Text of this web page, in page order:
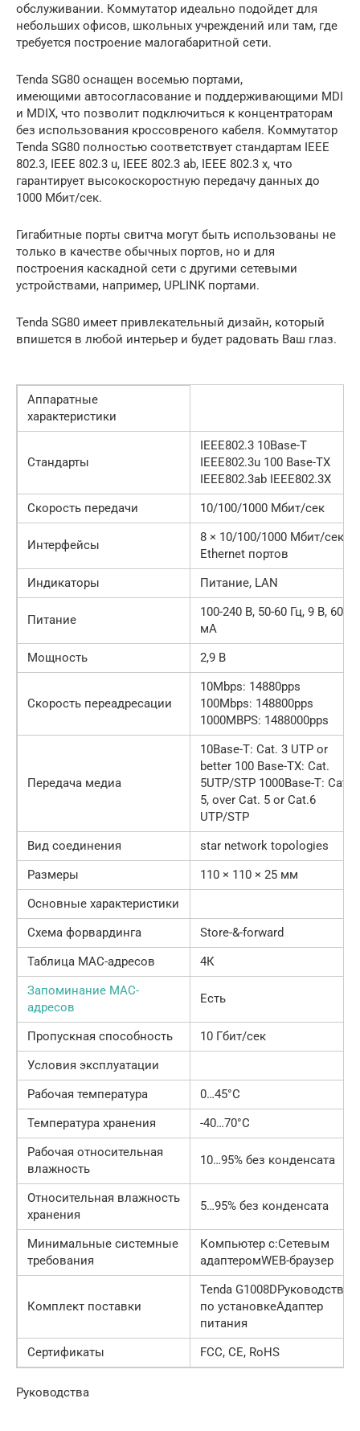
обслуживании. Коммутатор идеально подойдет для
небольших офисов, школьных учреждений или там, где
требуется построение малогабаритной сети.
Tenda SG80 оснащен восемью портами,
имеющими автосогласование и поддерживающими MDI
и MDIX, что позволит подключиться к концентраторам
без использования кроссовреного кабеля. Коммутатор
Tenda SG80 полностью соответствует стандартам IEEE
802.3, IEEE 802.3 u, IEEE 802.3 ab, IEEE 802.3 x, что
гарантирует высокоскоростную передачу данных до
1000 Мбит/сек.
Гигабитные порты свитча могут быть использованы не
только в качестве обычных портов, но и для
построения каскадной сети с другими сетевыми
устройствами, например, UPLINK портами.
Tenda SG80 имеет привлекательный дизайн, который
впишется в любой интерьер и будет радовать Ваш глаз.
Аппаратные
характеристики
Стандарты
IEEE802.3 10Base-T
IEEE802.3u 100 Base-TX
IEEE802.3ab IEEE802.3X
Скорость передачи
10/100/1000 Мбит/сек
Интерфейсы
8 × 10/100/1000 Мбит/сек
Ethernet портов
Индикаторы
Питание, LAN
Питание
100-240 В, 50-60 Гц, 9 В, 600
мА
Мощность
2,9 В
Скорость переадресации
10Mbps: 14880pps
100Mbps: 148800pps
1000MBPS: 1488000pps
Передача медиа
10Base-T: Cat. 3 UTP or
better 100 Base-TX: Cat.
5UTP/STP 1000Base-T: Cat.
5, over Cat. 5 or Cat.6
UTP/STP
Вид соединения
star network topologies
Размеры
110 × 110 × 25 мм
Основные характеристики
Схема форвардинга
Store-&-forward
Таблица MAC-адресов
4К
Запоминание MAC-
адресов
Есть
Пропускная способность
10 Гбит/сек
Условия эксплуатации
Рабочая температура
0…45°C
Температура хранения
-40…70°C
Рабочая относительная
влажность
10…95% без конденсата
Относительная влажность
хранения
5…95% без конденсата
Минимальные системные
требования
Компьютер с:Сетевым
адаптеромWEB-браузер
Комплект поставки
Tenda G1008DРуководство
по установкеАдаптер
питания
Сертификаты
FCC, CE, RoHS
Руководства